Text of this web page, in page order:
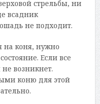
стрельбы, ни
всадник
не подходит.
на коня, нужно
Если все
возникнет.
коню для этой